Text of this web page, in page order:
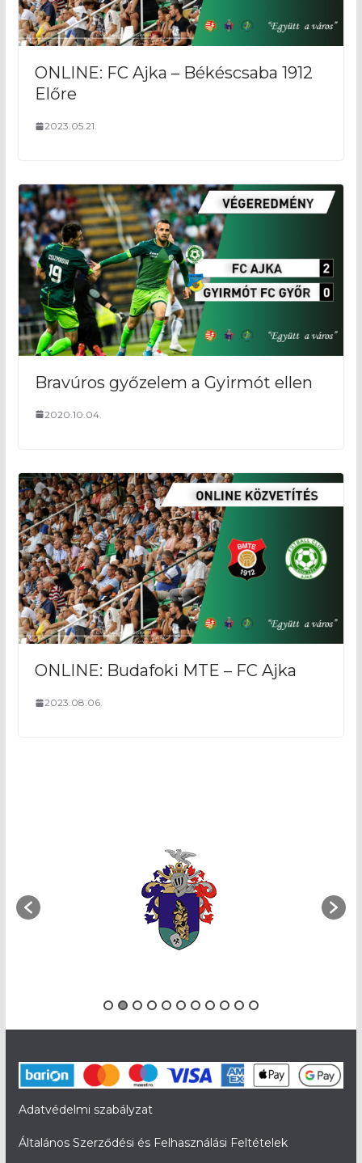
ONLINE: FC Ajka – Békéscsaba 1912
Előre
2023.05.21.
Bravúros győzelem a Gyirmót ellen
2020.10.04.
ONLINE: Budafoki MTE – FC Ajka
2023.08.06.
Adatvédelmi szabályzat
Általános Szerződési és Felhasználási Feltételek